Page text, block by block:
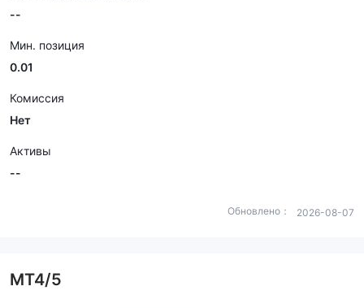
--
Мин. позиция
0.01
Комиссия
Нет
Активы
--
Обновлено： 2026-08-07
MT4/5